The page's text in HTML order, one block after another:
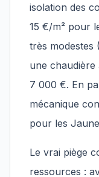
isolation des
15 €/m² pour
très modestes
une chaudière
7 000 €. En
mécanique
pour les
Le vrai piège
ressources :